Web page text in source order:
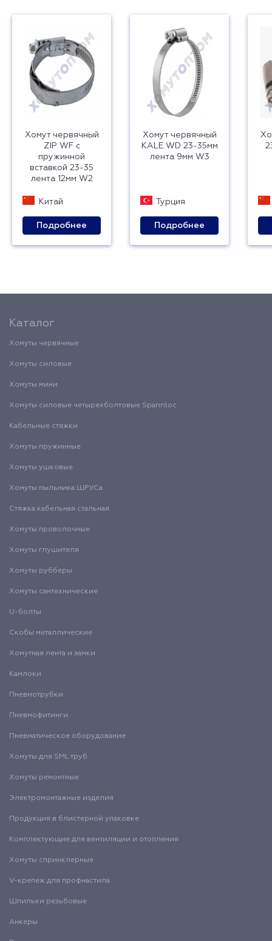
Хомут червячный
ZIP WF с
пружинной
вставкой 23-35
лента 12мм W2
Китай
Подробнее
Хомут червячный
KALE WD 23-35мм
лента 9мм W3
Турция
Подробнее
Каталог
Хомуты червячные
Хомуты силовые
Хомуты мини
Хомуты силовые четырехболтовые Spannloc
Кабельные стяжки
Хомуты пружинные
Хомуты ушковые
Хомуты пыльника ШРУСа
Стяжка кабельная стальная
Хомуты проволочные
Хомуты глушителя
Хомуты рубберы
Хомуты сантехнические
U-болты
Скобы металлические
Хомутная лента и замки
Камлоки
Пневмотрубки
Пневмофитинги
Пневматическое оборудование
Хомуты для SML труб
Хомуты ремонтные
Электромонтажные изделия
Продукция в блистерной упаковке
Комплектующие для вентиляции и отопления
Хомуты спринклерные
V-крепеж для профнастила
Шпильки резьбовые
Анкеры